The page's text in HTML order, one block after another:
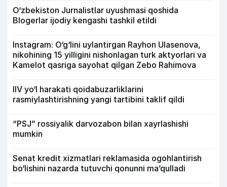
O‘zbekiston Jurnalistlar uyushmasi qoshida
Blogerlar ijodiy kengashi tashkil etildi
Instagram: O‘g‘lini uylantirgan Rayhon Ulasenova,
nikohining 15 yilligini nishonlagan turk aktyorlari va
Kamelot qasriga sayohat qilgan Zebo Rahimova
IIV yo‘l harakati qoidabuzarliklarini
rasmiylashtirishning yangi tartibini taklif qildi
“PSJ” rossiyalik darvozabon bilan xayrlashishi
mumkin
Senat kredit xizmatlari reklamasida ogohlantirish
bo‘lishini nazarda tutuvchi qonunni ma’qulladi